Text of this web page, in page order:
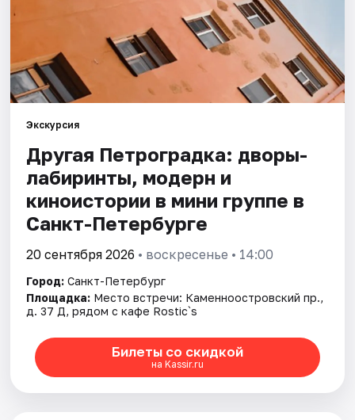
Спорт
События
Города
Площадки
Артисты
Рейтинги
Экскурсия
Другая Петроградка: дворы-
лабиринты, модерн и
киноистории в мини группе в
Санкт-Петербурге
20 сентября 2026 • воскресенье • 14:00
Город: Санкт-Петербург
Площадка: Место встречи: Каменноостровский пр.,
д. 37 Д, рядом с кафе Rostic`s
Билеты со скидкой
на Kassir.ru